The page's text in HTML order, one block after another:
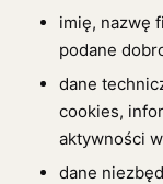
imię, nazwę
podane
dane
cookies,
aktywności
dane